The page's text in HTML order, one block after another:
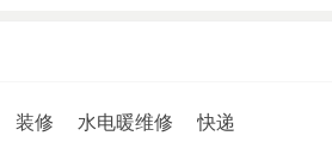
装修 水电暖维修
快递